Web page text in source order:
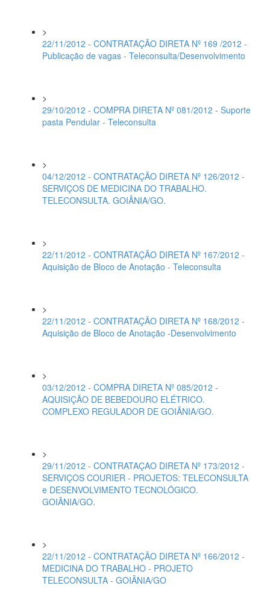
>
22/11/2012 - CONTRATAÇÃO DIRETA Nº 169 /2012 -
Publicação de vagas - Teleconsulta/Desenvolvimento
>
29/10/2012 - COMPRA DIRETA Nº 081/2012 - Suporte
pasta Pendular - Teleconsulta
>
04/12/2012 - CONTRATAÇÃO DIRETA Nº 126/2012 -
SERVIÇOS DE MEDICINA DO TRABALHO.
TELECONSULTA. GOIÂNIA/GO.
>
22/11/2012 - CONTRATAÇÃO DIRETA Nº 167/2012 -
Aquisição de Bloco de Anotação - Teleconsulta
>
22/11/2012 - CONTRATAÇÃO DIRETA Nº 168/2012 -
Aquisição de Bloco de Anotação -Desenvolvimento
>
03/12/2012 - COMPRA DIRETA Nº 085/2012 -
AQUISIÇÃO DE BEBEDOURO ELÉTRICO.
COMPLEXO REGULADOR DE GOIÂNIA/GO.
>
29/11/2012 - CONTRATAÇAO DIRETA Nº 173/2012 -
SERVIÇOS COURIER - PROJETOS: TELECONSULTA
e DESENVOLVIMENTO TECNOLÓGICO.
GOIÂNIA/GO.
>
22/11/2012 - CONTRATAÇÃO DIRETA Nº 166/2012 -
MEDICINA DO TRABALHO - PROJETO
TELECONSULTA - GOIÂNIA/GO